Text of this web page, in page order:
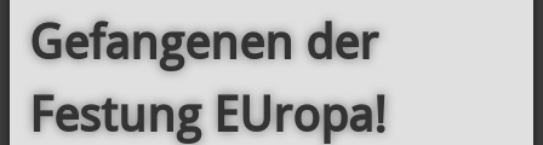
Gefangenen der
Festung EUropa!